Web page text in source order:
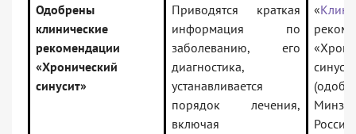
Одобрены
клинические
рекомендации
«Хронический
синусит»
Приводятся краткая
информация по
заболеванию, его
диагностика,
устанавливается
порядок лечения,
включая
«
России)